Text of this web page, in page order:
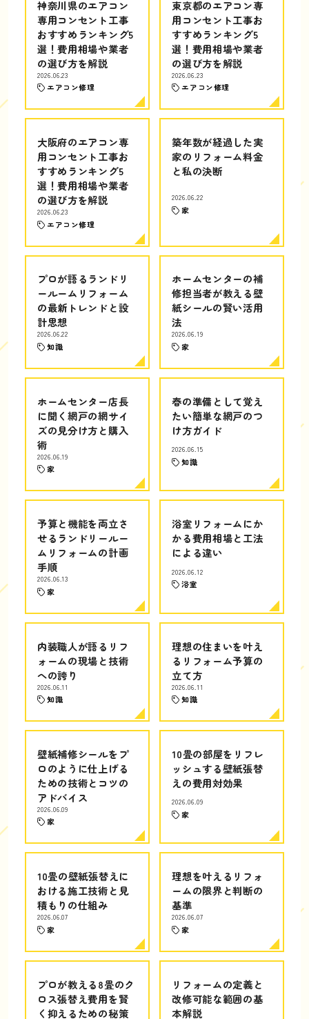
神奈川県のエアコン
専用コンセント工事
おすすめランキング5
選！費用相場や業者
の選び方を解説
2026.06.23
エアコン修理
東京都のエアコン専
用コンセント工事お
すすめランキング5
選！費用相場や業者
の選び方を解説
2026.06.23
エアコン修理
大阪府のエアコン専
用コンセント工事お
すすめランキング5
選！費用相場や業者
の選び方を解説
2026.06.23
エアコン修理
築年数が経過した実
家のリフォーム料金
と私の決断
2026.06.22
家
プロが語るランドリ
ールームリフォーム
の最新トレンドと設
計思想
2026.06.22
知識
ホームセンターの補
修担当者が教える壁
紙シールの賢い活用
法
2026.06.19
家
ホームセンター店長
に聞く網戸の網サイ
ズの見分け方と購入
術
2026.06.19
家
春の準備として覚え
たい簡単な網戸のつ
け方ガイド
2026.06.15
知識
予算と機能を両立さ
せるランドリールー
ムリフォームの計画
手順
2026.06.13
家
浴室リフォームにか
かる費用相場と工法
による違い
2026.06.12
浴室
内装職人が語るリフ
ォームの現場と技術
への誇り
2026.06.11
知識
理想の住まいを叶え
るリフォーム予算の
立て方
2026.06.11
知識
壁紙補修シールをプ
ロのように仕上げる
ための技術とコツの
アドバイス
2026.06.09
家
10畳の部屋をリフレ
ッシュする壁紙張替
えの費用対効果
2026.06.09
家
10畳の壁紙張替えに
おける施工技術と見
積もりの仕組み
2026.06.07
家
理想を叶えるリフォ
ームの限界と判断の
基準
2026.06.07
家
プロが教える8畳のク
ロス張替え費用を賢
く抑えるための秘策
リフォームの定義と
改修可能な範囲の基
本解説